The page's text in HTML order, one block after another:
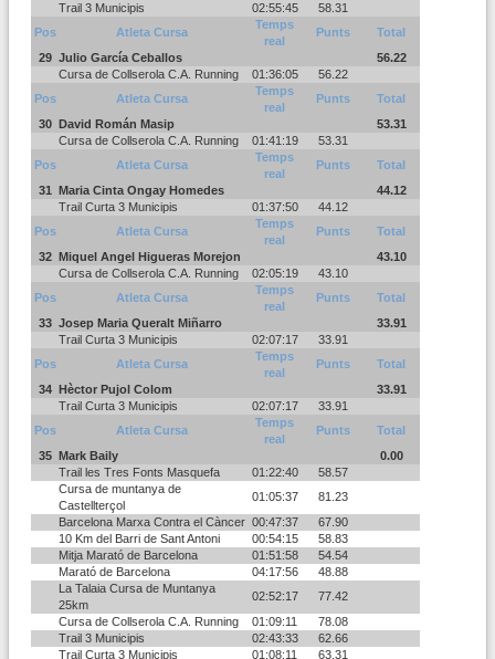
Trail 3 Municipis
02:55:45
58.31
Pos
Atleta Cursa
Temps
real
Punts
Total
29 Julio García Ceballos
56.22
Cursa de Collserola C.A. Running
01:36:05
56.22
Pos
Atleta Cursa
Temps
real
Punts
Total
30 David Román Masip
53.31
Cursa de Collserola C.A. Running
01:41:19
53.31
Pos
Atleta Cursa
Temps
real
Punts
Total
31 Maria Cinta Ongay Homedes
44.12
Trail Curta 3 Municipis
01:37:50
44.12
Pos
Atleta Cursa
Temps
real
Punts
Total
32 Miquel Angel Higueras Morejon
43.10
Cursa de Collserola C.A. Running
02:05:19
43.10
Pos
Atleta Cursa
Temps
real
Punts
Total
33 Josep Maria Queralt Miñarro
33.91
Trail Curta 3 Municipis
02:07:17
33.91
Pos
Atleta Cursa
Temps
real
Punts
Total
34 Hèctor Pujol Colom
33.91
Trail Curta 3 Municipis
02:07:17
33.91
Pos
Atleta Cursa
Temps
real
Punts
Total
35 Mark Baily
0.00
Trail les Tres Fonts Masquefa
01:22:40
58.57
Cursa de muntanya de
Castellterçol
01:05:37
81.23
Barcelona Marxa Contra el Càncer 00:47:37
67.90
10 Km del Barri de Sant Antoni
00:54:15
58.83
Mitja Marató de Barcelona
01:51:58
54.54
Marató de Barcelona
04:17:56
48.88
La Talaia Cursa de Muntanya
25km
02:52:17
77.42
Cursa de Collserola C.A. Running
01:09:11
78.08
Trail 3 Municipis
02:43:33
62.66
Trail Curta 3 Municipis
01:08:11
63.31